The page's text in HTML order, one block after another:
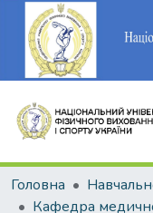
Головна